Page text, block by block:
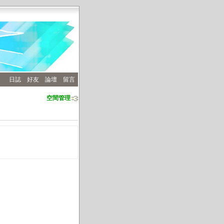
日誌 好友 論壇 留言
空間管理